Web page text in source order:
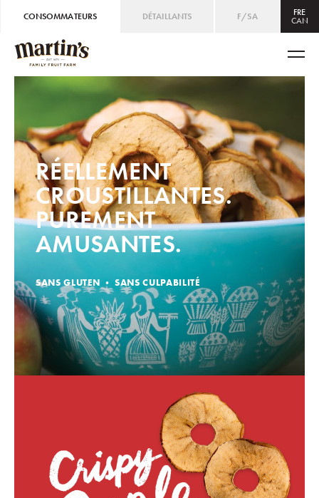
CONSOMMATEURS DÉTAILLANTS F/SA FRE
CAN
ENG
RÉELLEMENT
CROUSTILLANTES.
PUREMENT
AMUSANTES.
SANS GLUTEN • SANS CULPABILITÉ